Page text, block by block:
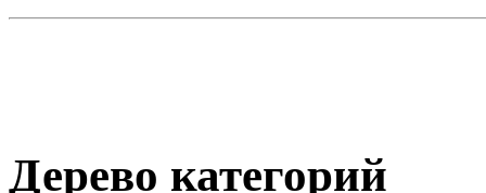
Дерево категорий